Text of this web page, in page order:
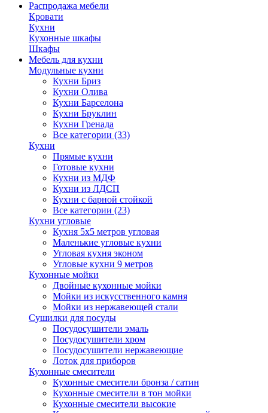
Распродажа мебели
Кровати
Кухни
Кухонные шкафы
Шкафы
Мебель для кухни
Модульные кухни
Кухни Бриз
Кухни Олива
Кухни Барселона
Кухни Бруклин
Кухни Гренада
Все категории (33)
Кухни
Прямые кухни
Готовые кухни
Кухни из МДФ
Кухни из ЛДСП
Кухни с барной стойкой
Все категории (23)
Кухни угловые
Кухня 5х5 метров угловая
Маленькие угловые кухни
Угловая кухня эконом
Угловые кухни 9 метров
Кухонные мойки
Двойные кухонные мойки
Мойки из искусственного камня
Мойки из нержавеющей стали
Сушилки для посуды
Посудосушители эмаль
Посудосушители хром
Посудосушители нержавеющие
Лоток для приборов
Кухонные смесители
Кухонные смесители бронза / сатин
Кухонные смесители в тон мойки
Кухонные смесители высокие